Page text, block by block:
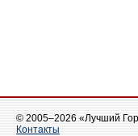
© 2005–2026 «Лучший
Контакты